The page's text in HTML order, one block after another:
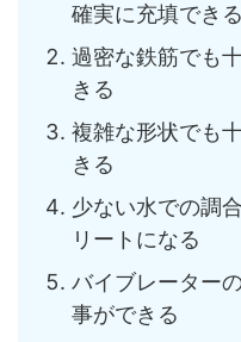
確実に充填できる
過密な鉄筋でも
きる
複雑な形状でも
きる
少ない水での調
リートになる
バイブレーター
事ができる